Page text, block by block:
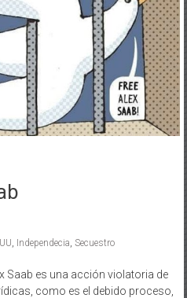
Independecia Secuestro
Saab es una acción violatoria de
como es el debido proceso,